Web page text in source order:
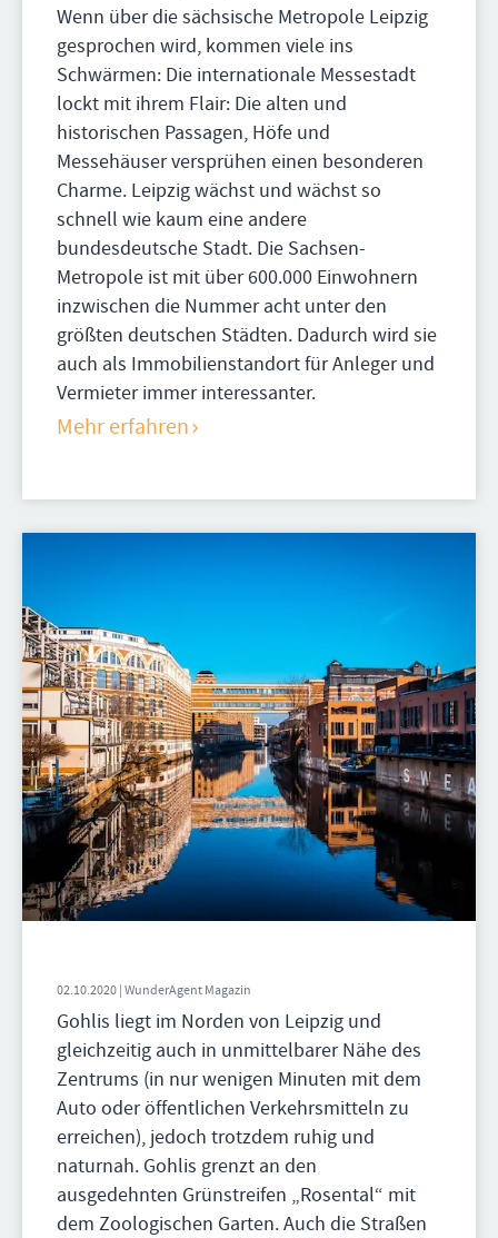
Wenn über die sächsische Metropole Leipzig
gesprochen wird, kommen viele ins
Schwärmen: Die internationale Messestadt
lockt mit ihrem Flair: Die alten und
historischen Passagen, Höfe und
Messehäuser versprühen einen besonderen
Charme. Leipzig wächst und wächst so
schnell wie kaum eine andere
bundesdeutsche Stadt. Die Sachsen-
Metropole ist mit über 600.000 Einwohnern
inzwischen die Nummer acht unter den
größten deutschen Städten. Dadurch wird sie
auch als Immobilienstandort für Anleger und
Vermieter immer interessanter.
Mehr erfahren
02.10.2020 | WunderAgent Magazin
Gohlis liegt im Norden von Leipzig und
gleichzeitig auch in unmittelbarer Nähe des
Zentrums (in nur wenigen Minuten mit dem
Auto oder öffentlichen Verkehrsmitteln zu
erreichen), jedoch trotzdem ruhig und
naturnah. Gohlis grenzt an den
ausgedehnten Grünstreifen „Rosental“ mit
dem Zoologischen Garten. Auch die Straßen